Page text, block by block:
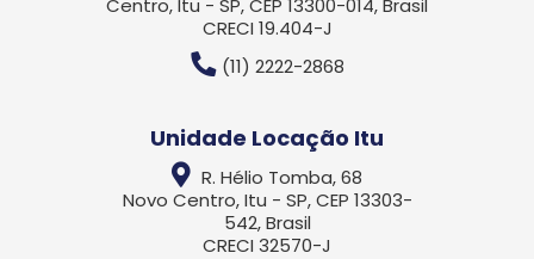
CRECI 19.404-J
(11) 2222-2868
Unidade Locação Itu
R. Hélio Tomba, 68
Novo Centro, Itu - SP, CEP 13303-
542, Brasil
CRECI 32570-J